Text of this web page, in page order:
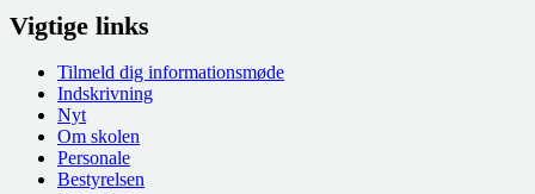
Vigtige links
Tilmeld dig informationsmøde
Indskrivning
Nyt
Om skolen
Personale
Bestyrelsen